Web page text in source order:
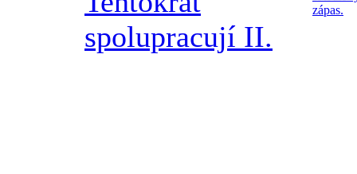
spolupracují II.
zápas.